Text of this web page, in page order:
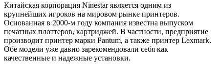
Китайская корпорация Ninestar является одним из
крупнейших игроков на мировом рынке принтеров.
Основанная в 2000-м году компания известна выпуском
печатных плоттеров, картриджей. В частности, предприятие
производит принтер марки Pantum, а также принтер Lexmark.
Обе модели уже давно зарекомендовали себя как
качественные и надежные установки.